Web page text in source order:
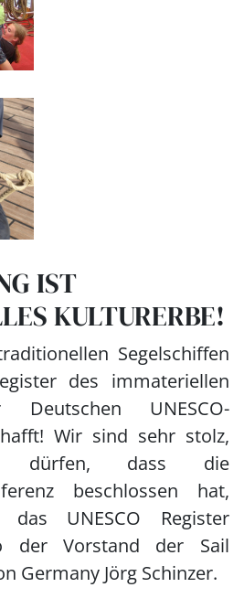
IST
KULTURERBE!
Segelschiffen
des immateriellen
Deutschen UNESCO-
Wir sind sehr stolz,
dürfen, dass die
beschlossen hat,
UNESCO Register
der Vorstand der Sail
Germany Jörg Schinzer.